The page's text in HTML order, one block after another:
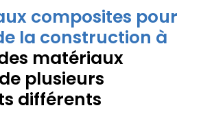
composites pour
la construction à
matériaux
plusieurs
différents